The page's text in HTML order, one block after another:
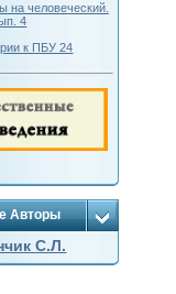
человеческий.
4
к ПБУ 24
Авторы
С.Л.